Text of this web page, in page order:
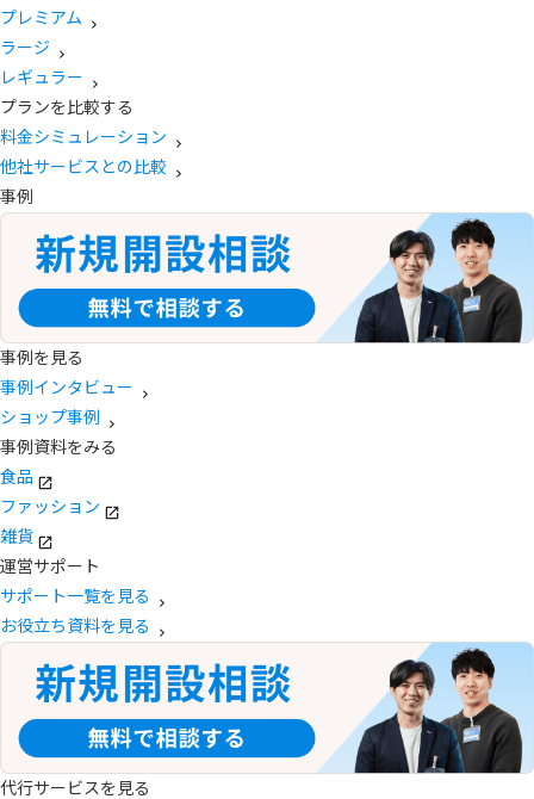
プレミアム
ラージ
レギュラー
プランを比較する
料金シミュレーション
他社サービスとの比較
事例
事例を見る
事例インタビュー
ショップ事例
事例資料をみる
食品
ファッション
雑貨
運営サポート
サポート一覧を見る
お役立ち資料を見る
代行サービスを見る